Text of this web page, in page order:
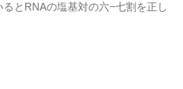
とRNAの塩基対の六−七割を正し